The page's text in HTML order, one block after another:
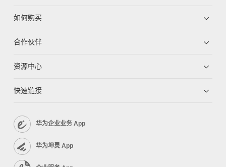
如何购买
合作伙伴
资源中心
快速链接
华为企业业务 App
华为坤灵 App